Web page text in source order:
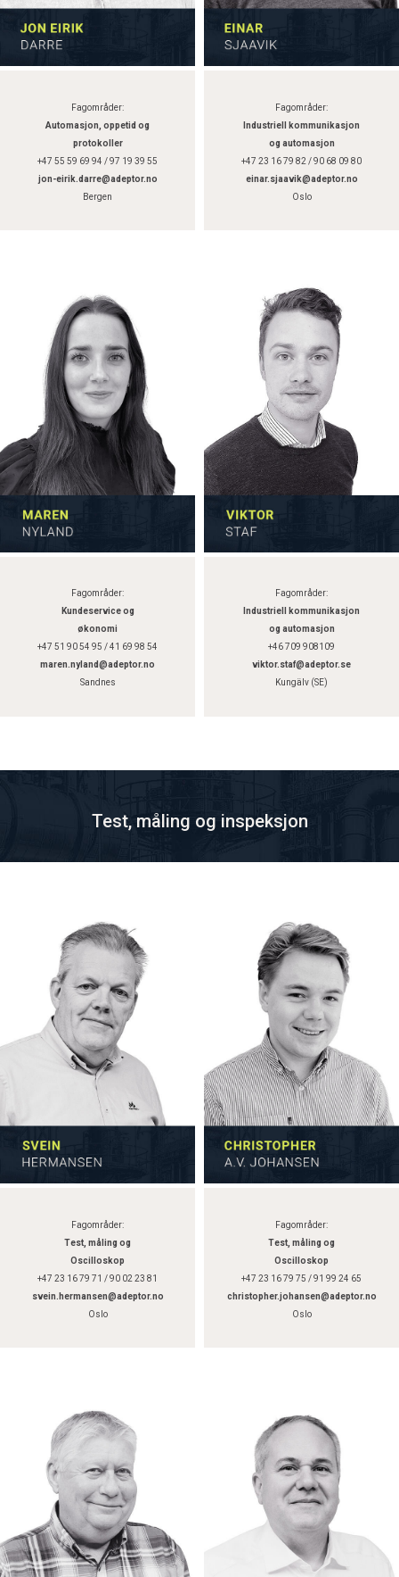
Fagområder:
Automasjon, oppetid og
protokoller
+47 55 59 69 94 / 97 19 39 55
jon-eirik.darre@adeptor.no
Bergen
Fagområder:
Industriell kommunikasjon
og automasjon
+47 23 16 79 82 / 90 68 09 80
einar.sjaavik@adeptor.no
Oslo
Fagområder:
Kundeservice og
økonomi
+47 51 90 54 95 / 41 69 98 54
maren.nyland@adeptor.no
Sandnes
Fagområder:
Industriell kommunikasjon
og automasjon
+46 709 908109
viktor.staf@adeptor.se
Kungälv (SE)
Test, måling og inspeksjon
Fagområder:
Test, måling og
Oscilloskop
+47 23 16 79 71 / 90 02 23 81
svein.hermansen@adeptor.no
Oslo
Fagområder:
Test, måling og
Oscilloskop
+47 23 16 79 75 / 91 99 24 65
christopher.johansen@adeptor.no
Oslo